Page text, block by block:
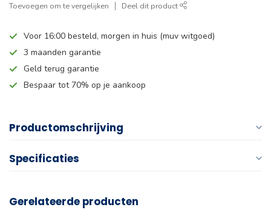
Toevoegen om te vergelijken Deel dit product
Voor 16:00 besteld, morgen in huis (muv witgoed)
3 maanden garantie
Geld terug garantie
Bespaar tot 70% op je aankoop
Productomschrijving
Specificaties
Gerelateerde producten